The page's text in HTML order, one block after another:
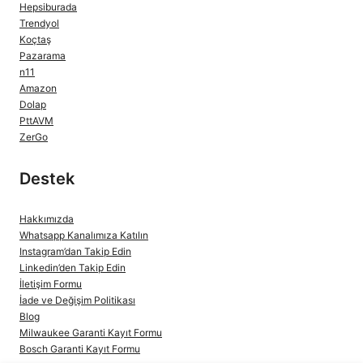
Hepsiburada
Trendyol
Koçtaş
Pazarama
n11
Amazon
Dolap
PttAVM
ZerGo
Destek
Hakkımızda
Whatsapp Kanalımıza Katılın
Instagram’dan Takip Edin
Linkedin’den Takip Edin
İletişim Formu
İade ve Değişim Politikası
Blog
Milwaukee Garanti Kayıt Formu
Bosch Garanti Kayıt Formu